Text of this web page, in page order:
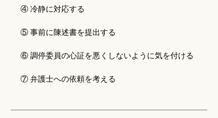
④ 冷静に対応する
⑤ 事前に陳述書を提出する
⑥ 調停委員の心証を悪くしないように気を付ける
⑦ 弁護士への依頼を考える